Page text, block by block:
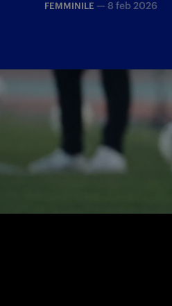
FEMMINILE — 8 feb 2026
Le parole del